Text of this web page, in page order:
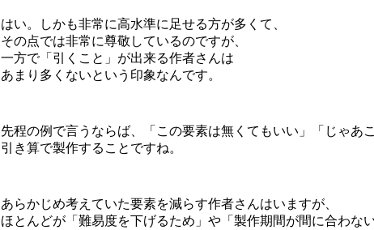
はい。しかも非常に高水準に足せる方が多くて、
その点では非常に尊敬しているのですが、
一方で「引くこと」が出来る作者さんは
あまり多くないという印象なんです。
先程の例で言うならば、「この要素は無くてもいい」「じゃあ
引き算で製作することですね。
あらかじめ考えていた要素を減らす作者さんはいますが、
ほとんどが「難易度を下げるため」や「製作期間が間に合わな